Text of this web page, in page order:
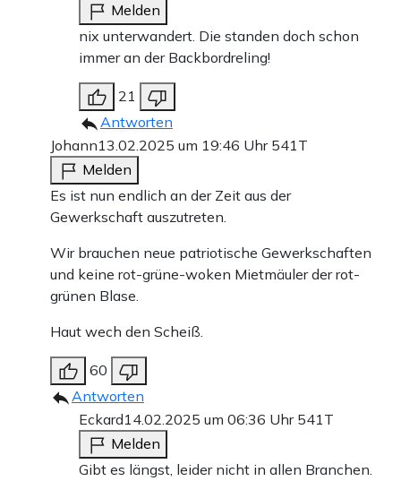
Melden
nix unterwandert. Die standen doch schon
immer an der Backbordreling!
21
Antworten
Johann13.02.2025 um 19:46 Uhr 541T
Melden
Es ist nun endlich an der Zeit aus der
Gewerkschaft auszutreten.
Wir brauchen neue patriotische Gewerkschaften
und keine rot-grüne-woken Mietmäuler der rot-
grünen Blase.
Haut wech den Scheiß.
60
Antworten
Eckard14.02.2025 um 06:36 Uhr 541T
Melden
Gibt es längst, leider nicht in allen Branchen.